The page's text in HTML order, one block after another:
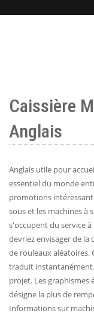
Caissière
Anglais
Anglais utile pour
essentiel du monde
promotions
sous et les machines à
s'occupent du service
devriez envisager de la
de rouleaux aléatoires.
traduit instantanément
projet. Les graphismes
désigne la plus de
Informations sur